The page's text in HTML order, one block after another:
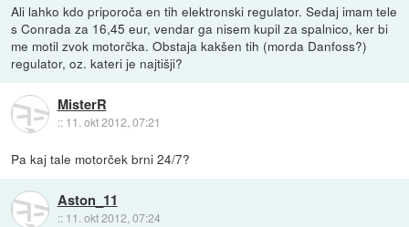
Ali lahko kdo priporoča en tih elektronski regulator. Sedaj imam tele
s Conrada za 16,45 eur, vendar ga nisem kupil za spalnico, ker bi
me motil zvok motorčka. Obstaja kakšen tih (morda Danfoss?)
regulator, oz. kateri je najtišji?
MisterR
:: 11. okt 2012, 07:21
Pa kaj tale motorček brni 24/7?
Aston_11
:: 11. okt 2012, 07:24